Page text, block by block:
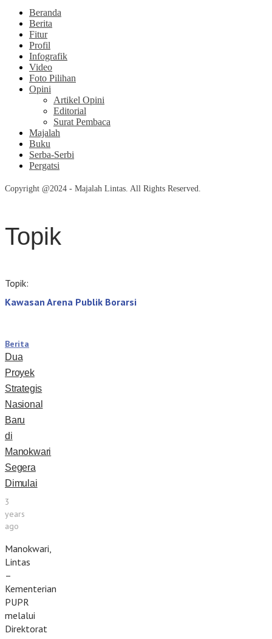
Beranda
Berita
Fitur
Profil
Infografik
Video
Foto Pilihan
Opini
Artikel Opini
Editorial
Surat Pembaca
Majalah
Buku
Serba-Serbi
Pergatsi
Copyright @2024 - Majalah Lintas. All Rights Reserved.
Topik
Topik:
Kawasan Arena Publik Borarsi
Berita
Dua
Proyek
Strategis
Nasional
Baru
di
Manokwari
Segera
Dimulai
3
years
ago
Manokwari,
Lintas
–
Kementerian
PUPR
melalui
Direktorat